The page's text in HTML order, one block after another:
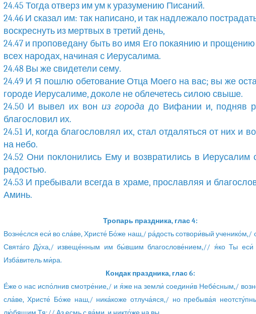
24.45 Тогда отверз им ум к уразумению Писаний.
24.46 И сказал им: так написано, и так надлежало
воскреснуть из мертвых в третий день,
24.47 и проповедану быть во имя Его покаянию и прощению
всех народах, начиная с Иерусалима.
24.48 Вы же свидетели сему.
24.49 И Я пошлю обетование Отца Моего на вас; вы же
городе Иерусалиме, доколе не облечетесь силою свыше.
24.50 И вывел их вон из города до Вифании и, подняв
благословил их.
24.51 И, когда благословлял их, стал отдаляться от них и
на небо.
24.52 Они поклонились Ему и возвратились в Иерусалим
радостью.
24.53 И пребывали всегда в храме, прославляя и
Аминь.
Тропарь праздника, глас 4:
Возне́слся еси́ во сла́ве, Христе́ Бо́же наш,/ ра́дость сотвори́вый ученико́м,/
Свята́го Ду́ха,/ извеще́нным им бы́вшим благослове́нием,// я́ко Ты
Изба́витель ми́ра.
Кондак праздника, глас 6:
Е́же о нас испо́лнив смотре́ние,/ и я́же на земли́ соедини́в Небе́сным,/
сла́ве, Христе́ Бо́же наш,/ ника́коже отлуча́яся,/ но пребыва́я